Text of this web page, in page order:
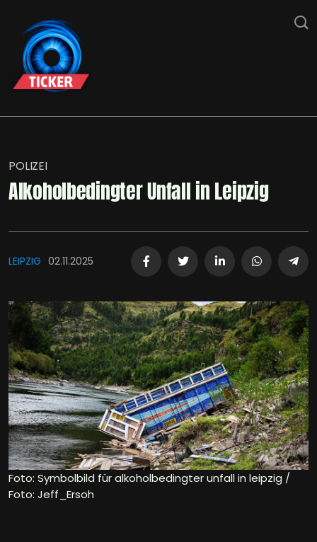
POLIZEI
Alkoholbedingter Unfall in Leipzig
LEIPZIG 02.11.2025
Foto: Symbolbild für alkoholbedingter unfall in leipzig /
Foto: Jeff_Ersoh